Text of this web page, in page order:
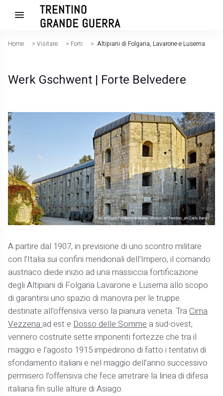
Home >Visitare > Forti >Altipiani di Folgaria, Lavarone e Luserna
Werk Gschwent | Forte Belvedere
A partire dal 1907, in previsione di uno scontro militare
con l’Italia sui confini meridionali dell’Impero, il comando
austriaco diede inizio ad una massiccia fortificazione
degli Altipiani di Folgaria Lavarone e Luserna allo scopo
di garantirsi uno spazio di manovra per le truppe
destinate all'offensiva verso la pianura veneta. TraCima
Vezzenaad est eDosso delle Sommea sud-ovest,
vennero costruite sette imponenti fortezze che tra il
maggio e l’agosto 1915 impedirono di fatto i tentativi di
sfondamento italiani e nel maggio dell’anno successivo
permisero l’offensiva che fece arretrare la linea di difesa
italiana fin sulle alture di Asiago.